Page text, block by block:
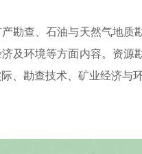
勘查、石油与天然气地
及环境等方面内容。资
、勘查技术、矿业经济与